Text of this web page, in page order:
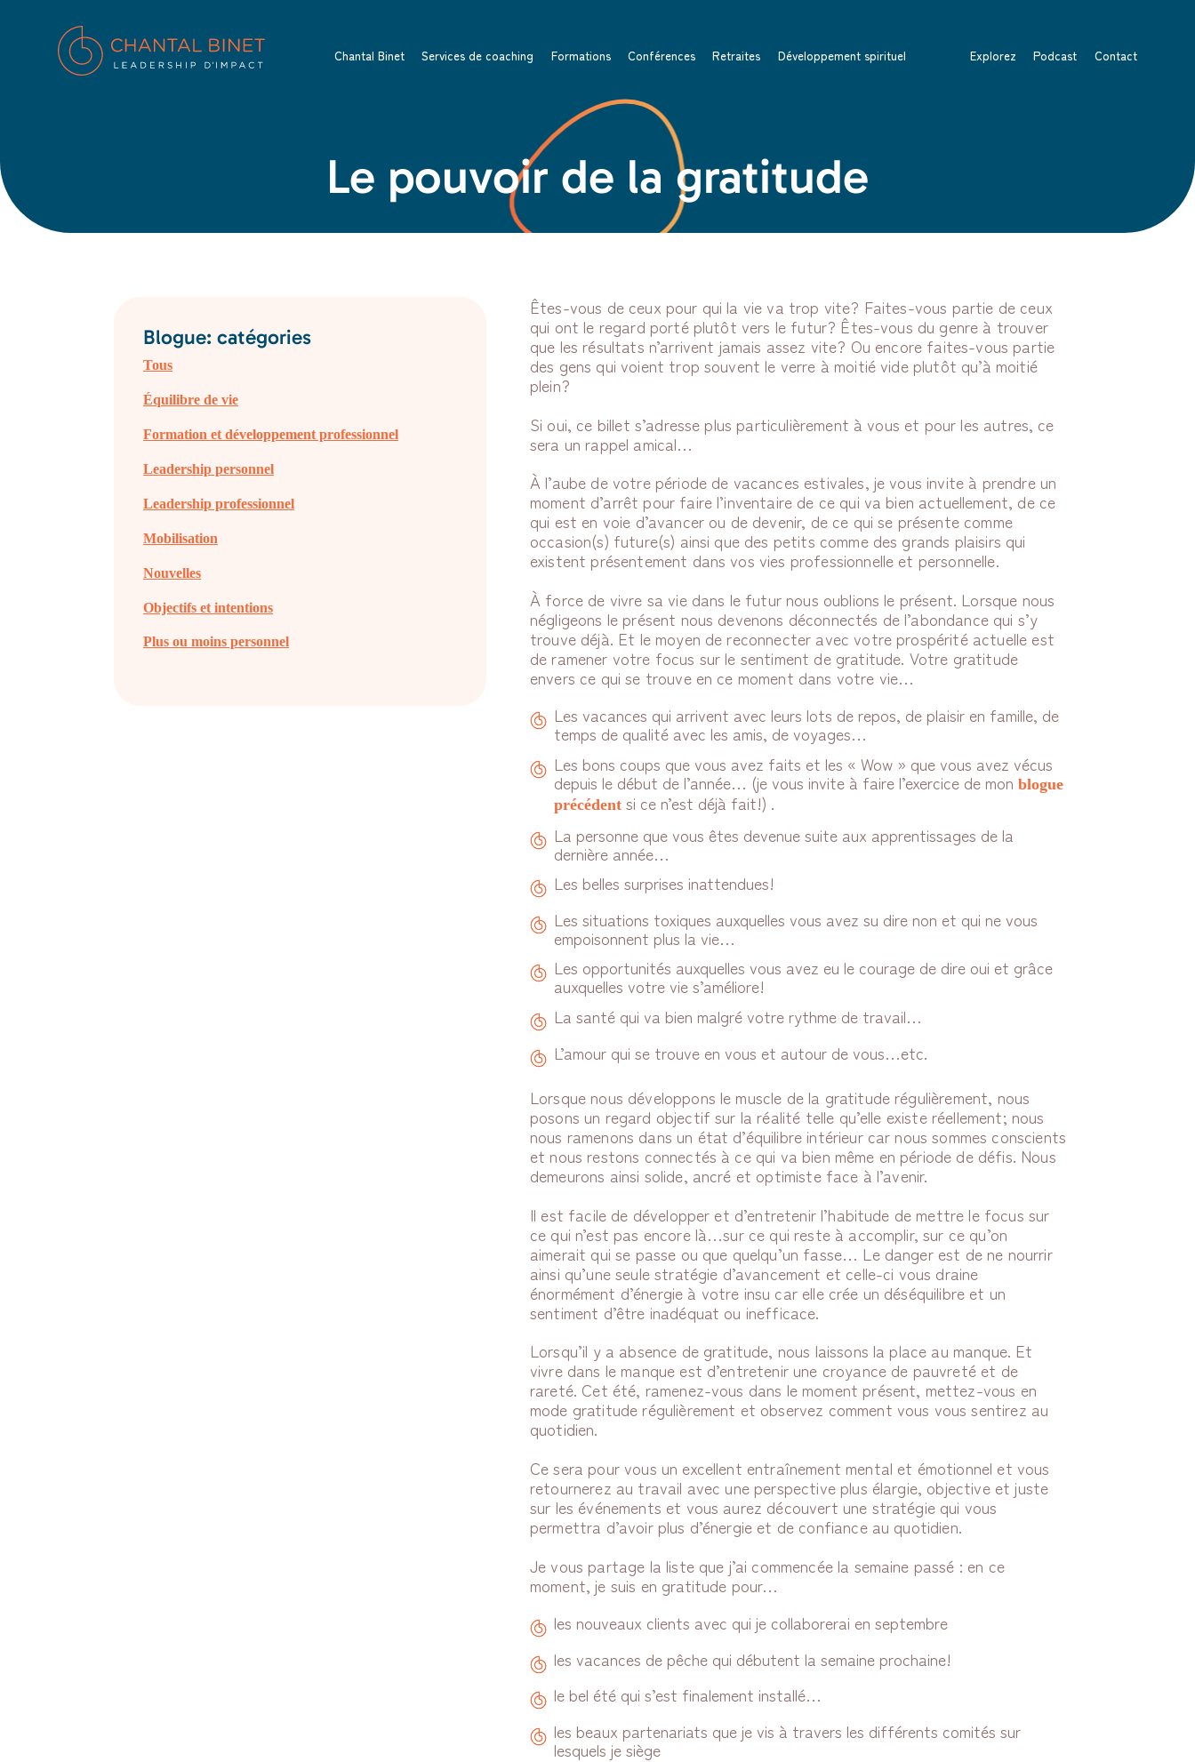
Chantal Binet Services de coaching Formations Conférences Retraites Développement spirituel Explorez Podcast Contact
Le pouvoir de la gratitude
Blogue: catégories
Tous
Équilibre de vie
Formation et développement professionnel
Leadership personnel
Leadership professionnel
Mobilisation
Nouvelles
Objectifs et intentions
Plus ou moins personnel
Êtes-vous de ceux pour qui la vie va trop vite? Faites-vous partie de ceux
qui ont le regard porté plutôt vers le futur? Êtes-vous du genre à trouver
que les résultats n’arrivent jamais assez vite? Ou encore faites-vous partie
des gens qui voient trop souvent le verre à moitié vide plutôt qu’à moitié
plein?
Si oui, ce billet s’adresse plus particulièrement à vous et pour les autres, ce
sera un rappel amical…
À l’aube de votre période de vacances estivales, je vous invite à prendre un
moment d’arrêt pour faire l’inventaire de ce qui va bien actuellement, de ce
qui est en voie d’avancer ou de devenir, de ce qui se présente comme
occasion(s) future(s) ainsi que des petits comme des grands plaisirs qui
existent présentement dans vos vies professionnelle et personnelle.
À force de vivre sa vie dans le futur nous oublions le présent. Lorsque nous
négligeons le présent nous devenons déconnectés de l’abondance qui s’y
trouve déjà. Et le moyen de reconnecter avec votre prospérité actuelle est
de ramener votre focus sur le sentiment de gratitude. Votre gratitude
envers ce qui se trouve en ce moment dans votre vie…
Les vacances qui arrivent avec leurs lots de repos, de plaisir en famille, de
temps de qualité avec les amis, de voyages…
Les bons coups que vous avez faits et les « Wow » que vous avez vécus
depuis le début de l’année… (je vous invite à faire l’exercice de mon blogue
précédentsi ce n’est déjà fait!) .
La personne que vous êtes devenue suite aux apprentissages de la
dernière année…
Les belles surprises inattendues!
Les situations toxiques auxquelles vous avez su dire non et qui ne vous
empoisonnent plus la vie…
Les opportunités auxquelles vous avez eu le courage de dire oui et grâce
auxquelles votre vie s’améliore!
La santé qui va bien malgré votre rythme de travail…
L’amour qui se trouve en vous et autour de vous…etc.
Lorsque nous développons le muscle de la gratitude régulièrement, nous
posons un regard objectif sur la réalité telle qu’elle existe réellement; nous
nous ramenons dans un état d’équilibre intérieur car nous sommes conscients
et nous restons connectés à ce qui va bien même en période de défis. Nous
demeurons ainsi solide, ancré et optimiste face à l’avenir.
Il est facile de développer et d’entretenir l’habitude de mettre le focus sur
ce qui n’est pas encore là…sur ce qui reste à accomplir, sur ce qu’on
aimerait qui se passe ou que quelqu’un fasse… Le danger est de ne nourrir
ainsi qu’une seule stratégie d’avancement et celle-ci vous draine
énormément d’énergie à votre insu car elle crée un déséquilibre et un
sentiment d’être inadéquat ou inefficace.
Lorsqu’il y a absence de gratitude, nous laissons la place au manque. Et
vivre dans le manque est d’entretenir une croyance de pauvreté et de
rareté. Cet été, ramenez-vous dans le moment présent, mettez-vous en
mode gratitude régulièrement et observez comment vous vous sentirez au
quotidien.
Ce sera pour vous un excellent entraînement mental et émotionnel et vous
retournerez au travail avec une perspective plus élargie, objective et juste
sur les événements et vous aurez découvert une stratégie qui vous
permettra d’avoir plus d’énergie et de confiance au quotidien.
Je vous partage la liste que j’ai commencée la semaine passé : en ce
moment, je suis en gratitude pour…
les nouveaux clients avec qui je collaborerai en septembre
les vacances de pêche qui débutent la semaine prochaine!
le bel été qui s’est finalement installé…
les beaux partenariats que je vis à travers les différents comités sur
lesquels je siège